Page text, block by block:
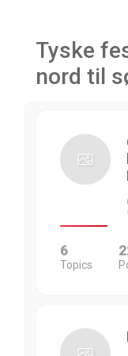
Tyske
nord til
6
Topics